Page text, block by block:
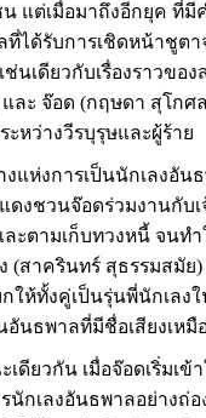
แต่เมื่อมาถึงอีกยุค ที่มี
ได้รับการเชิดหน้าชูตา
ช่นเดียวกับเรื่องราวขอ
และ จ๊อด (กฤษดา สุโก
ะหว่างวีรบุรุษและผู้ร้าย
งแห่งการเป็นนักเลงอัน
แดงชวนจ๊อดร่วมงานกับ
ะตามเก็บทวงหนี้ จนท
(สาครินทร์ สุธรรมสมัย
ให้ทั้งคู่เป็นรุ่นพี่นักเลง
อันธพาลที่มีชื่อเสียงเห
ดียวกัน เมื่อจ๊อดเริ่มเข้
นักเลงอันธพาลอย่างถ่